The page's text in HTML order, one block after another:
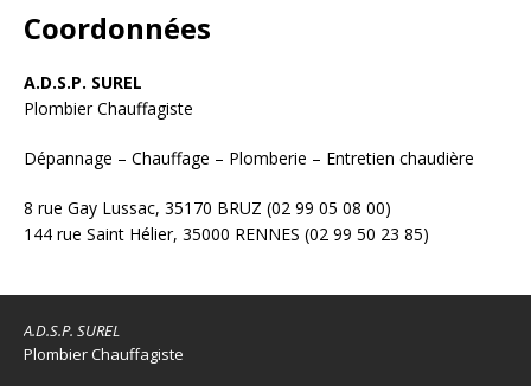
Coordonnées
A.D.S.P. SUREL
Plombier Chauffagiste
Dépannage – Chauffage – Plomberie – Entretien chaudière
8 rue Gay Lussac, 35170 BRUZ (02 99 05 08 00)
144 rue Saint Hélier, 35000 RENNES (02 99 50 23 85)
A.D.S.P. SUREL
Plombier Chauffagiste